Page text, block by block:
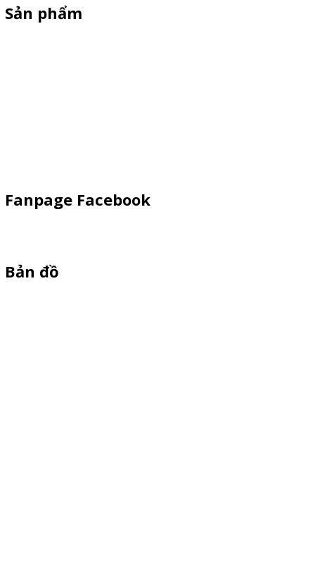
Sản phẩm
Fanpage Facebook
Bản đồ